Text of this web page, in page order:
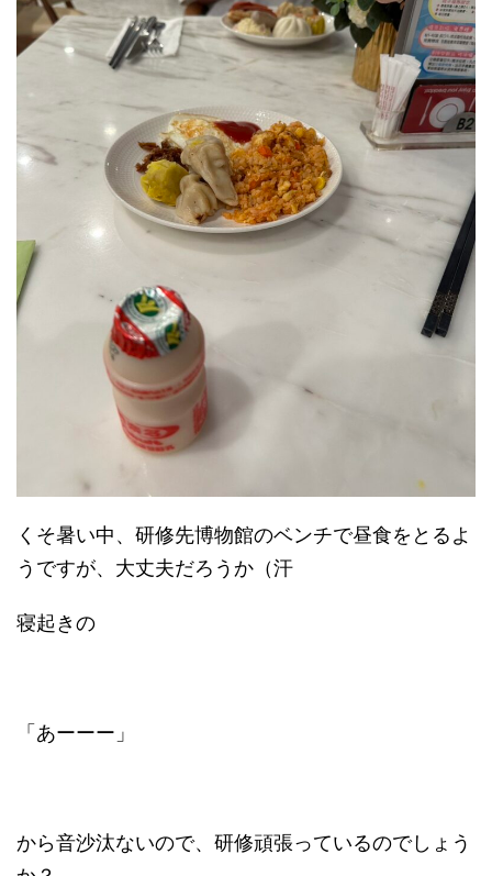
くそ暑い中、研修先博物館のベンチで昼食をとるよ
うですが、大丈夫だろうか（汗
寝起きの
「あーーー」
から音沙汰ないので、研修頑張っているのでしょう